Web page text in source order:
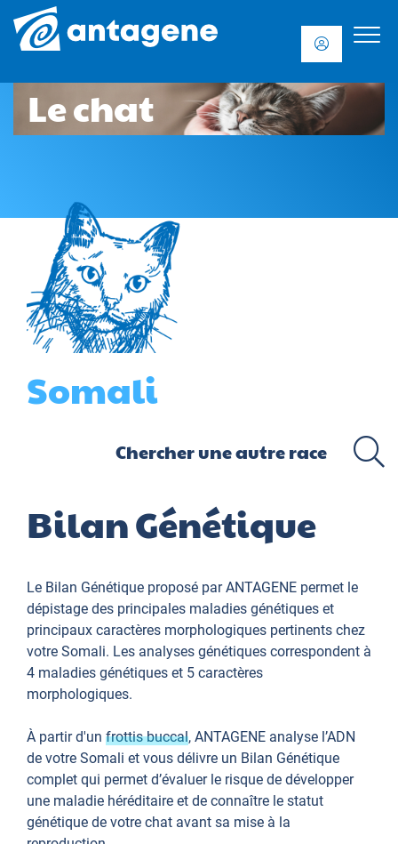
Le chat
Somali
Bilan Génétique
Le Bilan Génétique proposé par ANTAGENE permet le
dépistage des principales maladies génétiques et
principaux caractères morphologiques pertinents chez
votre Somali. Les analyses génétiques correspondent à
4 maladies génétiques et 5 caractères
morphologiques.
À partir d'un frottis buccal, ANTAGENE analyse l’ADN
de votre Somali et vous délivre un Bilan Génétique
complet qui permet d’évaluer le risque de développer
une maladie héréditaire et de connaître le statut
génétique de votre chat avant sa mise à la